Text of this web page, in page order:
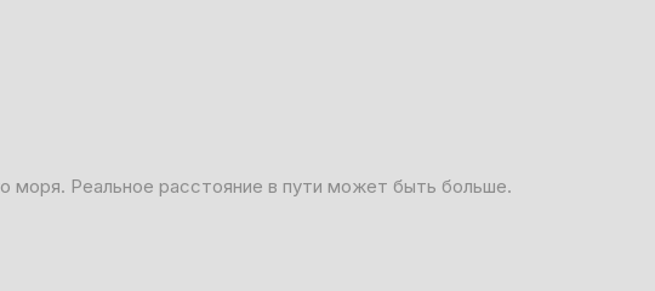
моря. Реальное расстояние в пути может быть больше.